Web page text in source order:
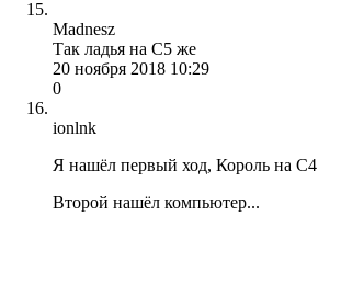
Madnesz
Так ладья на С5 же
20 ноября 2018 10:29
0
ionlnk
Я нашёл первый ход, Король на С4
Второй нашёл компьютер...